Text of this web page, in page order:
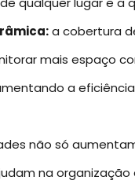
a cobertura
mais espaço
a
não só
na organização